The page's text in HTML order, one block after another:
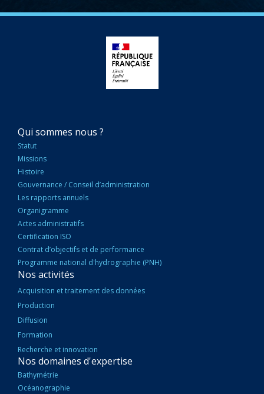
NAVIGATION
PRINCIPALE
Qui sommes nous ?
Statut
Missions
Histoire
Gouvernance / Conseil d’administration
Les rapports annuels
Organigramme
Actes administratifs
Certification ISO
Contrat d’objectifs et de performance
Programme national d'hydrographie (PNH)
Nos activités
Acquisition et traitement des données
Production
Diffusion
Formation
Recherche et innovation
Nos domaines d'expertise
Bathymétrie
Océanographie